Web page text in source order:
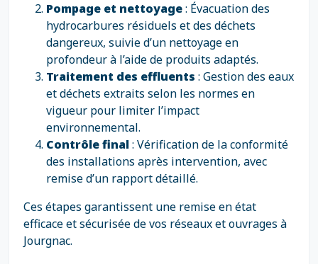
Pompage et nettoyage: Évacuation des
hydrocarbures résiduels et des déchets
dangereux, suivie d’un nettoyage en
profondeur à l’aide de produits adaptés.
Traitement des effluents : Gestion des eaux
et déchets extraits selon les normes en
vigueur pour limiter l’impact
environnemental.
Contrôle final: Vérification de la conformité
des installations après intervention, avec
remise d’un rapport détaillé.
Ces étapes garantissent une remise en état
efficace et sécurisée de vos réseaux et ouvrages à
Jourgnac.